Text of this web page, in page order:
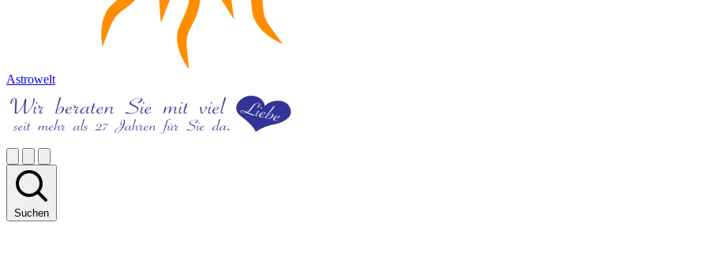
Astrowelt
Suchen